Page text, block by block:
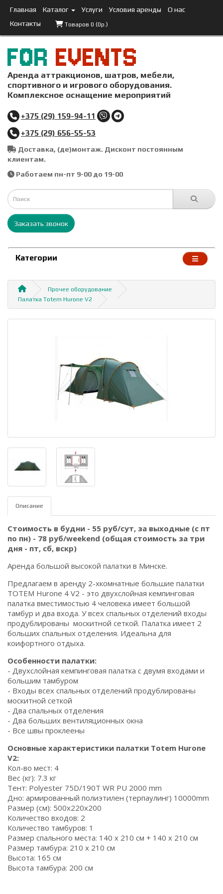
Главная Каталог Услуги Условия аренды
О нас
Контакты
Товаров 0 (0р.)
FOR EVENTS
Аренда аттракционов, шатров, мебели,
спортивного и игрового оборудования.
Комплексное оснащение мероприятий
+375 (29) 159-94-11
+375 (29) 656-55-53
Доставка, (де)монтаж. Дисконт постоянным
клиентам.
Работаем пн-пт 9-00 до 19-00
Заказать звонок
Категории
Прочее оборудование
Палатка Totem Hurone V2
Описание
Стоимость в будни - 55 руб/сут, за выходные (с пт
по пн) - 78 руб/weekend (общая стоимость за три
дня - пт, сб, вскр)
Аренда большой высокой палатки в Минске.
Предлагаем в аренду 2-хкомнатные большие палатки
TOTEM Hurone 4 V2 - это двухслойная кемпинговая
палатка вместимостью 4 человека имеет большой
тамбур и два входа. У всех спальных отделений входы
продублированы москитной сеткой. Палатка имеет 2
больших спальных отделения. Идеальна для
коифортного отдыха.
Особенности палатки:
- Двухслойная кемпинговая палатка с двумя входами и
большим тамбуром
- Входы всех спальных отделений продублированы
москитной сеткой
- Два спальных отделения
- Два больших вентиляционных окна
- Все швы проклеены
Основные характеристики палатки Totem Hurone
V2:
Кол-во мест: 4
Вес (кг): 7.3 кг
Тент: Polyester 75D/190T WR PU 2000 mm
Дно: армированный полиэтилен (терпаулинг) 10000mm
Размер (см): 500x220x200
Количество входов: 2
Количество тамбуров: 1
Размер спального места: 140 х 210 см + 140 х 210 см
Размер тамбура: 210 x 210 см
Высота: 165 см
Высота тамбура: 200 см